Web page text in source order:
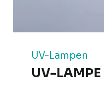
UV-Lampen
UV-